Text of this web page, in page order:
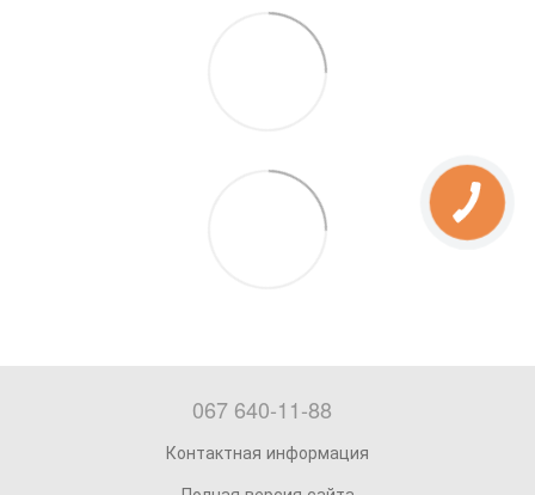
067 640-11-88
Контактная информация